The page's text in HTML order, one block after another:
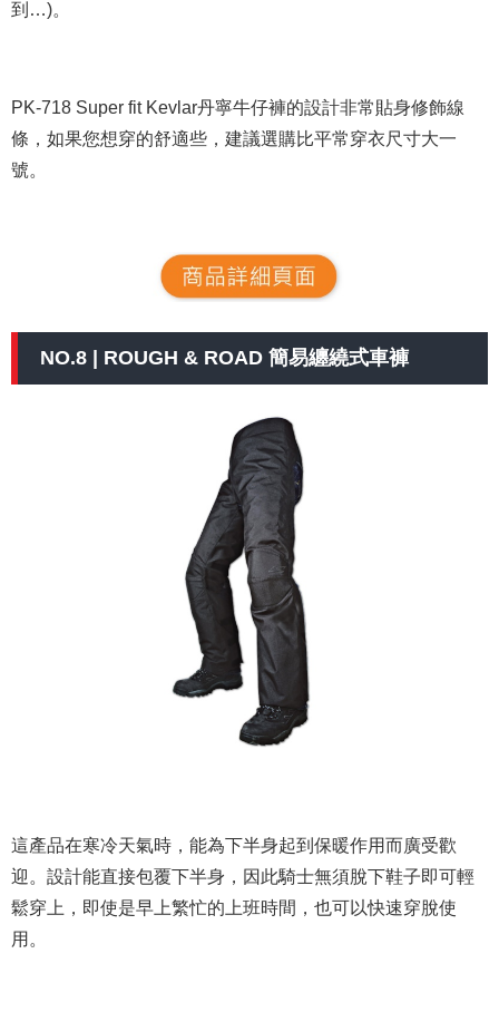
到…)。
PK-718 Super fit Kevlar丹寧牛仔褲的設計非常貼身修飾線
條，如果您想穿的舒適些，建議選購比平常穿衣尺寸大一
號。
NO.8 | ROUGH & ROAD 簡易纏繞式車褲
這產品在寒冷天氣時，能為下半身起到保暖作用而廣受歡
迎。設計能直接包覆下半身，因此騎士無須脫下鞋子即可輕
鬆穿上，即使是早上繁忙的上班時間，也可以快速穿脫使
用。